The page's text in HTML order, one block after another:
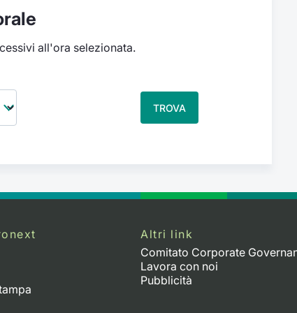
all'ora selezionata.
TROVA
Altri link
Comitato Corporate
Lavora con noi
Pubblicità